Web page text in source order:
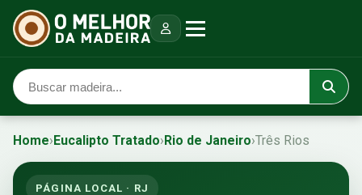
Home›Eucalipto Tratado›Rio de Janeiro›Três Rios
PÁGINA LOCAL · RJ